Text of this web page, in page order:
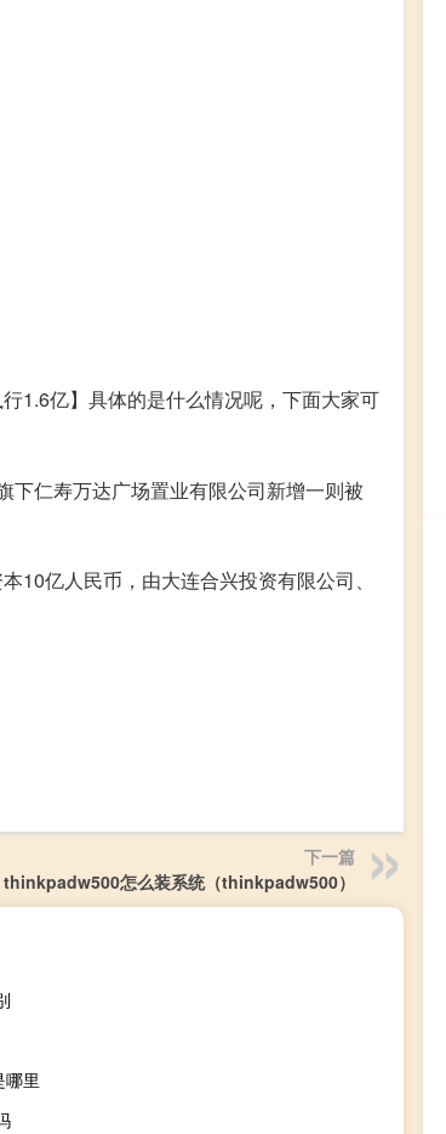
1.6亿】具体的是什么情况呢，下面大家可
下仁寿万达广场置业有限公司新增一则被
10亿人民币，由大连合兴投资有限公司、
下一篇
thinkpadw500怎么装系统（thinkpadw500）
哪里